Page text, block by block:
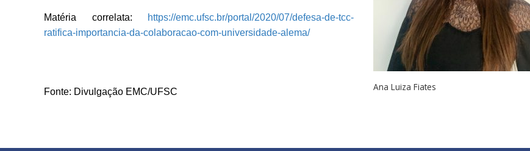
Ana Luiza Fiates
Matéria correlata:
https://emc.ufsc.br/portal/2020/07/defesa-de-tcc-
ratifica-importancia-da-colaboracao-com-universidade-alema/
Fonte: Divulgação EMC/UFSC